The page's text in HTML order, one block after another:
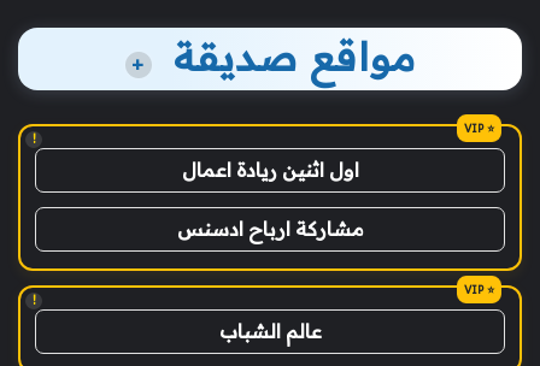
مواقع صديقة +
!
اول اثنين ريادة اعمال
مشاركة ارباح ادسنس
!
عالم الشباب